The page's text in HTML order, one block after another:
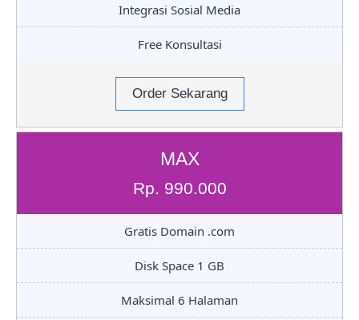
Integrasi Sosial Media
Free Konsultasi
Order Sekarang
MAX
Rp. 990.000
Gratis Domain .com
Disk Space 1 GB
Maksimal 6 Halaman